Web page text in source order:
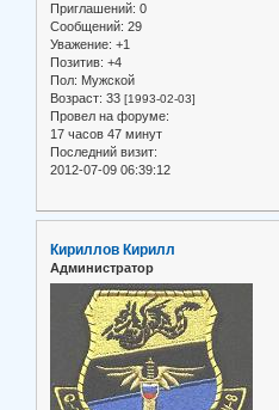
Приглашений: 0
Сообщений: 29
Уважение: +1
Позитив: +4
Пол: Мужской
Возраст: 33 [1993-02-03]
Провел на форуме:
17 часов 47 минут
Последний визит:
2012-07-09 06:39:12
Кириллов Кирилл
Администратор